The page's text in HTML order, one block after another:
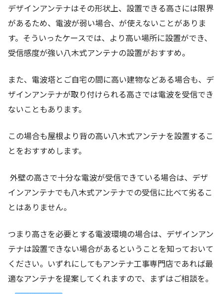
デザインアンテナはその形状上、設置できる高さには限界
があるため、電波が弱い場合、が使えないことがありま
す。そういったケースでは、より高い場所に設置ができ、
受信感度が強い八木式アンテナの設置がおすすめ。
また、電波塔とご自宅の間に高い建物などある場合も、デ
ザインアンテナが取り付けられる高さでは電波を受信でき
ないこともあります。
この場合も屋根より背の高い八木式アンテナを設置するこ
とをおすすめします。
外壁の高さで十分な電波が受信できている場合は、デザ
インアンテナでも八木式アンテナでの受信に比べて劣るこ
とはありません。
つまり高さを必要とする電波環境の場合は、デザインアン
テナは設置できない場合があるということを知っておいて
ください。いずれにしてもアンテナ工事専門店であれば最
適なアンテナを提案してくれますので、まずはご相談を。